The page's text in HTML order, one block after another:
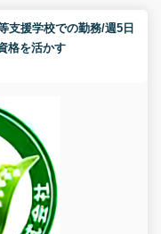
支援学校での勤務/週5日
格を活かす